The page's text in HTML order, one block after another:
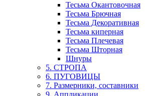
Тесьма Окантовочная
Тесьма Брючная
Тесьма Декоративная
Тесьма киперная
Тесьма Плечевая
Тесьма Шторная
Шнуры
5. СТРОПА
6. ПУГОВИЦЫ
7. Размерники, составники
9. Аппликации